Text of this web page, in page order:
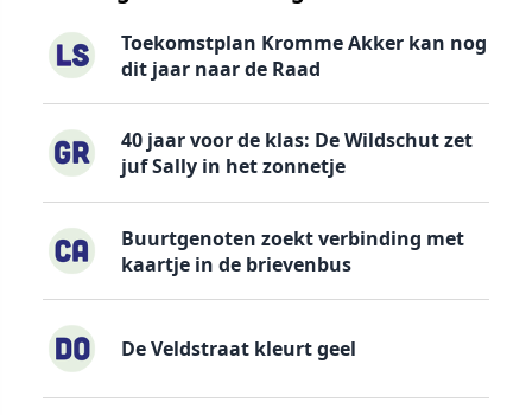
Toekomstplan Kromme Akker kan nog
dit jaar naar de Raad
40 jaar voor de klas: De Wildschut zet
juf Sally in het zonnetje
Buurtgenoten zoekt verbinding met
kaartje in de brievenbus
De Veldstraat kleurt geel